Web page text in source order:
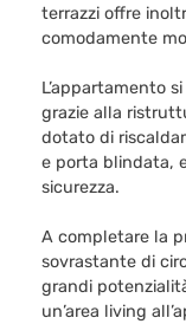
terrazzi offre
comodamente
L’appartamento
grazie alla
dotato di
e porta blindata,
sicurezza.
A completare la
sovrastante di
grandi
un’area living